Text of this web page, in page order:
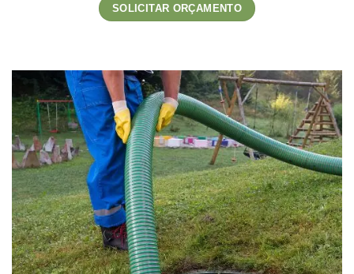
SOLICITAR ORÇAMENTO